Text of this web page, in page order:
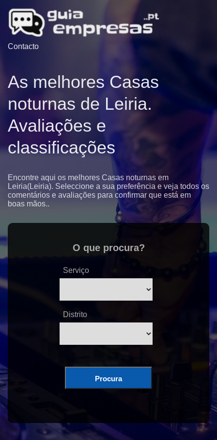
Contacto
As melhores Casas
noturnas de Leiria.
Avaliações e
classificações
Encontre aqui os melhores Casas noturnas em
Leiria(Leiria). Seleccione a sua preferência e veja todos os
comentários e avaliações para confirmar que está em
boas mãos..
O que procura?
Serviço
Distrito
Procura